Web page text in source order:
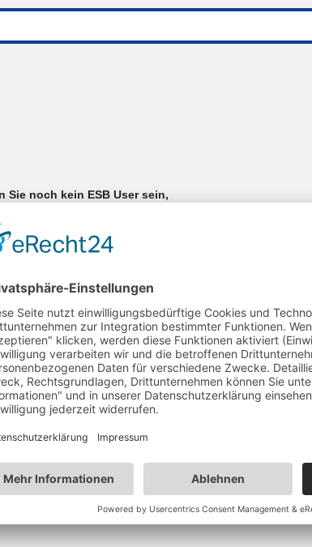
noch kein ESB User sein,
die ihr Management klar, effizient und zukunftsfähig
die digitale Weiterentwicklung von Sportverbänden
wenn das Verbandsmanagement maximal effizient ist.
System, das die Vielfalt des Sports abbildet.
Daten, Ressourcen – flexibel, erweiterbar und immer
spürbar erleichtern.
Informationen und schaffen eine offene, zukunftssichere
DOSB oder Streamingdiensten.
Sportverbände wie den Deutschen Hockey-Bund, den
permanenten Austausch, um unsere Kunden immer auf
klare Prozesse, moderne Technologie und ein
machen Verbandsmanagement im Sport einfach,